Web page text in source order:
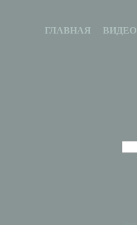
ГЛАВНАЯ ВИДЕО